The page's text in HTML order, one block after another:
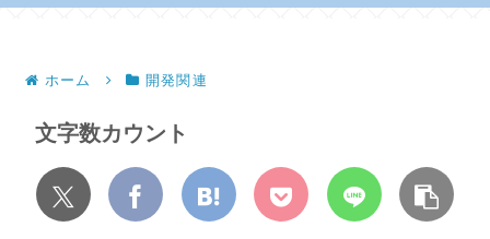
ホーム 開発関連
文字数カウント